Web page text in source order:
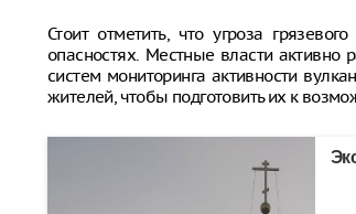
Стоит отметить, что угроза
опасностях. Местные власти
систем мониторинга активности
жителей, чтобы подготовить их к